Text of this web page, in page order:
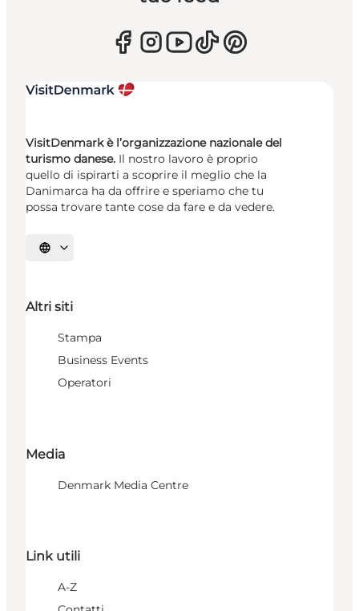
VisitDenmark è l’organizzazione nazionale del
turismo danese. Il nostro lavoro è proprio
quello di ispirarti a scoprire il meglio che la
Danimarca ha da offrire e speriamo che tu
possa trovare tante cose da fare e da vedere.
Seleziona la lingua
Altri siti
Stampa
Business Events
Operatori
Media
Denmark Media Centre
Link utili
A-Z